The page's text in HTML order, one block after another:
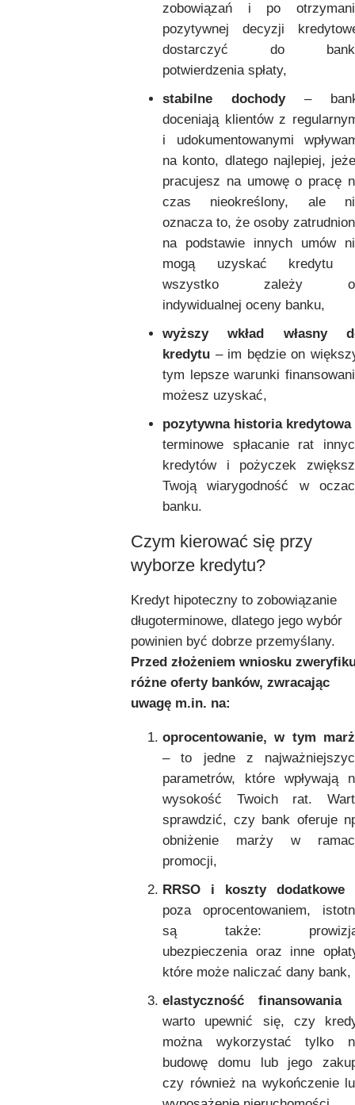
zobowiązań i po
pozytywnej decyzji
dostarczyć do
potwierdzenia spłaty,
stabilne dochody–
doceniają klientów z
i udokumentowanymi
na konto, dlatego najlepiej,
pracujesz na umowę o pracę
czas nieokreślony, ale
oznacza to, że osoby
na podstawie innych umów
mogą uzyskać kredytu
wszystko zależy
indywidualnej oceny banku,
wyższy wkład własny
kredytu – im będzie on
tym lepsze warunki
możesz uzyskać,
pozytywna historia kredytowa
terminowe spłacanie rat
kredytów i pożyczek
Twoją wiarygodność w
banku.
Czym kierować się przy
wyborze kredytu?
Kredyt hipoteczny to zobowiązanie
długoterminowe, dlatego jego wybór
powinien być dobrze przemyślany.
Przed złożeniem wniosku
różne oferty banków, zwracając
uwagę m.in. na:
oprocentowanie, w tym
– to jedne z
parametrów, które wpływają
wysokość Twoich rat.
sprawdzić, czy bank oferuje
obniżenie marży w
promocji,
RRSO i koszty dodatkowe
poza oprocentowaniem,
są także:
ubezpieczenia oraz inne
które może naliczać dany bank,
elastyczność finansowania
warto upewnić się, czy
można wykorzystać tylko
budowę domu lub jego
czy również na wykończenie